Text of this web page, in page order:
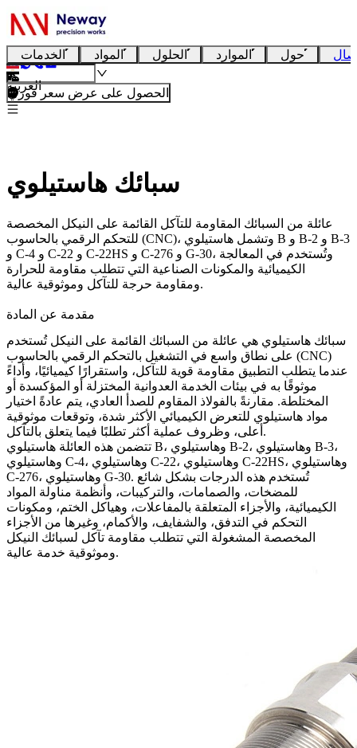
الخدمات المواد الحلول الموارد حول
العربية
الحصول على عرض سعر فوري
سبائك هاستيلوي
عائلة من السبائك المقاومة للتآكل القائمة على النيكل المخصصة
للتحكم الرقمي بالحاسوب (CNC)، وتشمل هاستيلوي B و B-2 و B-3
و C-4 و C-22 و C-22HS و C-276 و G-30، وتُستخدم في المعالجة
الكيميائية والمكونات الصناعية التي تتطلب مقاومة للحرارة
ومقاومة حرجة للتآكل وموثوقية عالية.
مقدمة عن المادة
سبائك هاستيلوي هي عائلة من السبائك القائمة على النيكل تُستخدم
على نطاق واسع في التشغيل بالتحكم الرقمي بالحاسوب (CNC)
عندما يتطلب التطبيق مقاومة قوية للتآكل، واستقرارًا كيميائيًا، وأداءً
موثوقًا به في بيئات الخدمة العدوانية المختزلة أو المؤكسدة أو
المختلطة. مقارنةً بالفولاذ المقاوم للصدأ العادي، يتم عادةً اختيار
مواد هاستيلوي للتعرض الكيميائي الأكثر شدة، وتوقعات موثوقية
أعلى، وظروف عملية أكثر تطلبًا فيما يتعلق بالتآكل.
تتضمن هذه العائلة هاستيلوي B، وهاستيلوي B-2، وهاستيلوي B-3،
وهاستيلوي C-4، وهاستيلوي C-22، وهاستيلوي C-22HS، وهاستيلوي
C-276، وهاستيلوي G-30. تُستخدم هذه الدرجات بشكل شائع
للمضخات، والصمامات، والتركيبات، وأنظمة مناولة المواد
الكيميائية، والأجزاء المتعلقة بالمفاعلات، وهياكل الختم، ومكونات
التحكم في التدفق، والشفايف، والأكمام، وغيرها من الأجزاء
المخصصة المشغولة التي تتطلب مقاومة تآكل لسبائك النيكل
وموثوقية خدمة عالية.